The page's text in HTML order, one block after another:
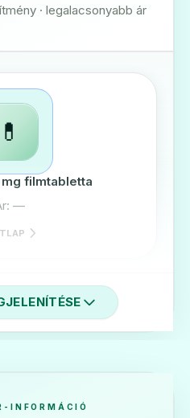
· legalacsonyabb ár
💊
filmtabletta
—
—
INFORMÁCIÓ